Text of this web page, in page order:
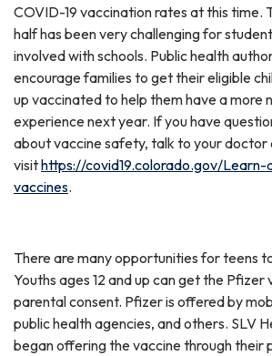
COVID-19 vaccination rates at this time.
half has been very challenging for
involved with schools. Public health
encourage families to get their eligible
up vaccinated to help them have a more
experience next year. If you have
about vaccine safety, talk to your doctor
visithttps://covid19.colorado.gov/
vaccines.
There are many opportunities for teens
Youths ages 12 and up can get the Pfizer
parental consent. Pfizer is offered by
public health agencies, and others. SLV
began offering the vaccine through their